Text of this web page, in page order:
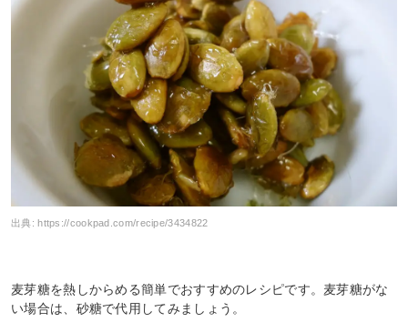
出典:https://cookpad.com/recipe/3434822
麦芽糖を熱しからめる簡単でおすすめのレシピです。麦芽糖がな
い場合は、砂糖で代用してみましょう。